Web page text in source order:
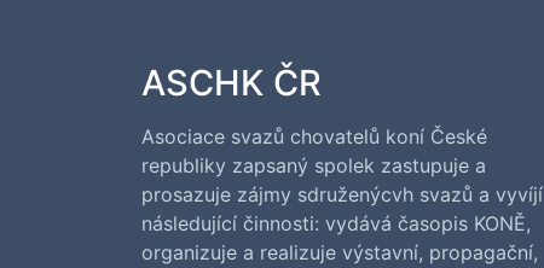
ASCHK ČR
Asociace svazů chovatelů koní České
republiky zapsaný spolek zastupuje a
prosazuje zájmy sdruženýcvh svazů a vyvíjí
následující činnosti: vydává časopis KONĚ,
organizuje a realizuje výstavní, propagační,